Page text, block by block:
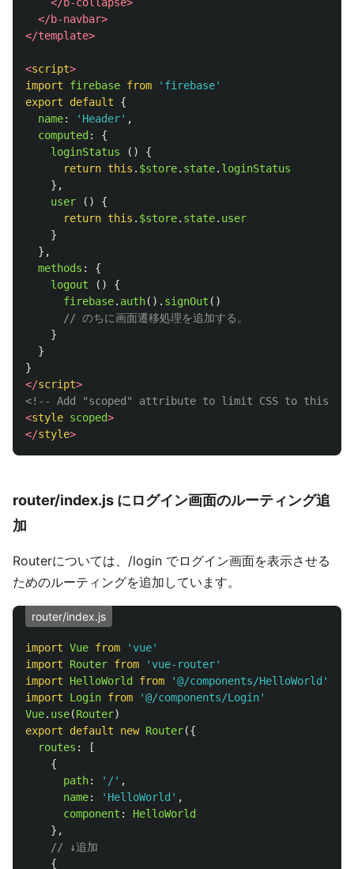
</b-navbar>
</template>
<script>
import
firebase from ' firebase'
export
default
{
name: ' Header' ,
computed :
{
loginStatus
()
{
return this . $store. state. loginStatus
},
user
()
{
return this . $store. state. user
}
},
methods :
{
logout
()
{
firebase. auth(). signOut ()
// のちに画面遷移処理を追加する。
}
}
}
</script>
<!-- Add "scoped" attribute to limit CSS to this
<style scoped>
</style>
router/index.js にログイン画面のルーティング追
加
Routerについては、/login でログイン画面を表示させる
ためのルーティングを追加しています。
router/index.js
import Vue from ' vue'
import
Router from ' vue-router'
import
HelloWorld from '@/components/HelloWorld '
import
Login from '@/components/Login'
Vue. use(Router)
export
default new Router({
routes :
[
{
path: ' /' ,
name: ' HelloWorld ' ,
component :
HelloWorld
},
// ↓追加
{